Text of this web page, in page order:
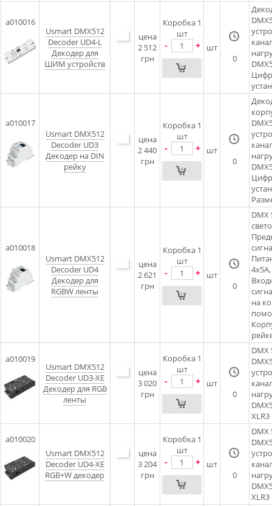
a010016
Usmart DMX512
Decoder UD4-L
Декодер для
ШИМ устройств
цена
2 512
грн
Коробка 1
шт
- +
шт
0
a010017
Usmart DMX512
Decoder UD3
Декодер на DIN
рейку
цена
2 440
грн
Коробка 1
шт
- +
шт
0
a010018
Usmart DMX512
Decoder UD4
Декодер для
RGBW ленты
цена
2 621
грн
Коробка 1
шт
- +
шт
0
DMX
на
a010019
Usmart DMX512
Decoder UD3-XE
Декодер для RGB
ленты
цена
3 020
грн
Коробка 1
шт
- +
шт
0
DMX
a010020
Usmart DMX512
Decoder UD4-XE
RGB+W декодер
цена
3 204
грн
Коробка 1
шт
- +
шт
0
DMX